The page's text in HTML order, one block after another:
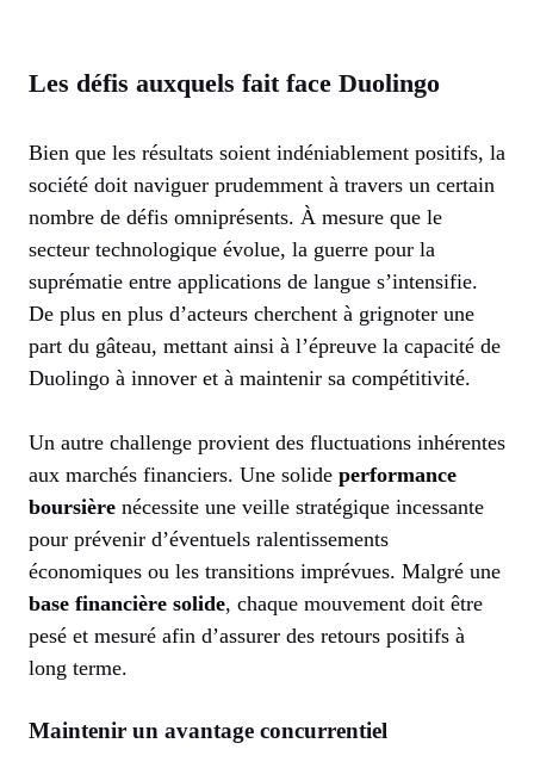
Les défis auxquels fait face Duolingo
Bien que les résultats soient indéniablement positifs, la
société doit naviguer prudemment à travers un certain
nombre de défis omniprésents. À mesure que le
secteur technologique évolue, la guerre pour la
suprématie entre applications de langue s’intensifie.
De plus en plus d’acteurs cherchent à grignoter une
part du gâteau, mettant ainsi à l’épreuve la capacité de
Duolingo à innover et à maintenir sa compétitivité.
Un autre challenge provient des fluctuations inhérentes
aux marchés financiers. Une solide performance
boursière nécessite une veille stratégique incessante
pour prévenir d’éventuels ralentissements
économiques ou les transitions imprévues. Malgré une
base financière solide, chaque mouvement doit être
pesé et mesuré afin d’assurer des retours positifs à
long terme.
Maintenir un avantage concurrentiel